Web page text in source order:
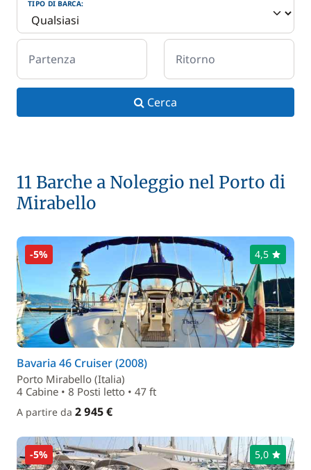
TIPO DI BARCA:
Partenza Ritorno
Cerca
11 Barche a Noleggio nel Porto di
Mirabello
-5% 4,5
Bavaria 46 Cruiser (2008)
Porto Mirabello (Italia)
4 Cabine • 8 Posti letto • 47 ft
A partire da 2 945 €
-5% 5,0